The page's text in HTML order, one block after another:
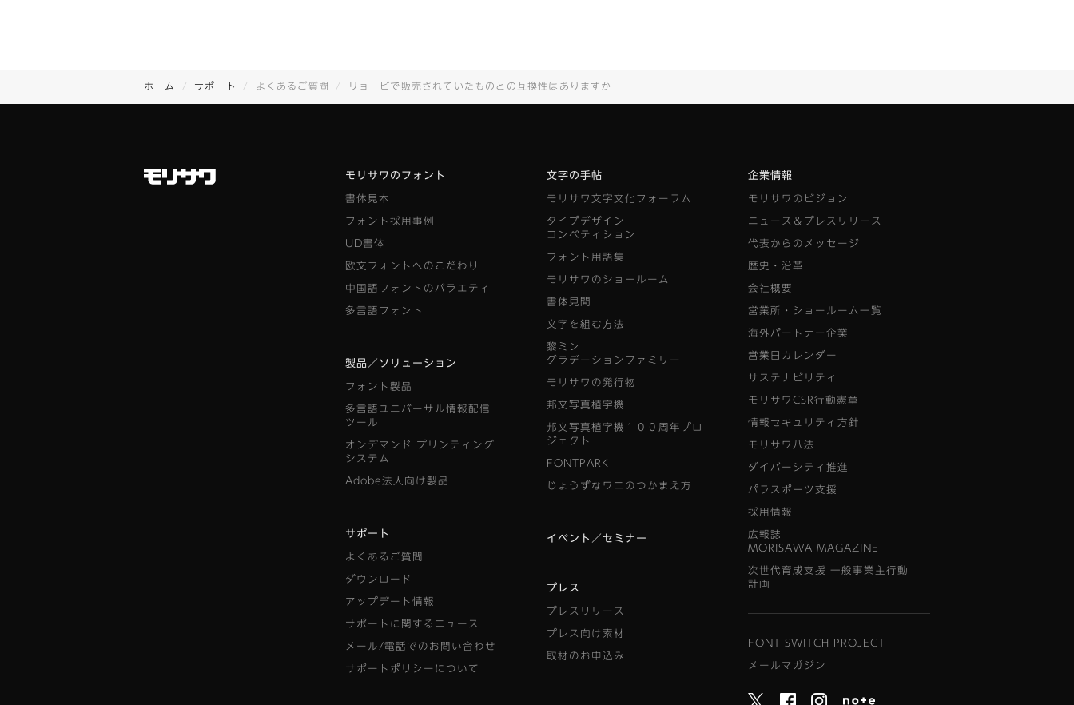
ホーム サポート よくあるご質問 リョービで販売されていたものとの互換性はありますか
モリサワのフォント
書体見本
フォント採用事例
UD書体
欧文フォントへのこだわり
中国語フォントのバラエティ
多言語フォント
製品／ソリューション
フォント製品
多言語ユニバーサル情報配信
ツール
オンデマンド プリンティング
システム
Adobe法人向け製品
サポート
よくあるご質問
ダウンロード
アップデート情報
サポートに関するニュース
メール/電話でのお問い合わせ
サポートポリシーについて
文字の手帖
モリサワ文字文化フォーラム
タイプデザイン
コンペティション
フォント用語集
モリサワのショールーム
書体見聞
文字を組む方法
黎ミン
グラデーションファミリー
モリサワの発行物
邦文写真植字機
邦文写真植字機１００周年プロ
ジェクト
FONTPARK
じょうずなワニのつかまえ方
イベント／セミナー
プレス
プレスリリース
プレス向け素材
取材のお申込み
企業情報
モリサワのビジョン
ニュース＆プレスリリース
代表からのメッセージ
歴史・沿革
会社概要
営業所・ショールーム一覧
海外パートナー企業
営業日カレンダー
サステナビリティ
モリサワCSR行動憲章
情報セキュリティ方針
モリサワ八法
ダイバーシティ推進
パラスポーツ支援
採用情報
広報誌
MORISAWA MAGAZINE
次世代育成支援 一般事業主行動
計画
FONT SWITCH PROJECT
メールマガジン